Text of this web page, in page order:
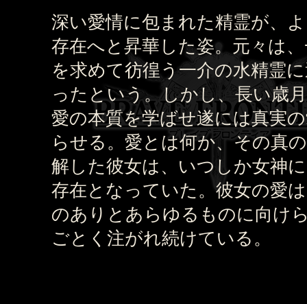
深い愛情に包まれた精霊が、
存在へと昇華した姿。元々は
を求めて彷徨う一介の水精霊
ったという。しかし、長い歳
愛の本質を学ばせ遂には真実
らせる。愛とは何か、その真
解した彼女は、いつしか女神
存在となっていた。彼女の愛
のありとあらゆるものに向け
ごとく注がれ続けている。